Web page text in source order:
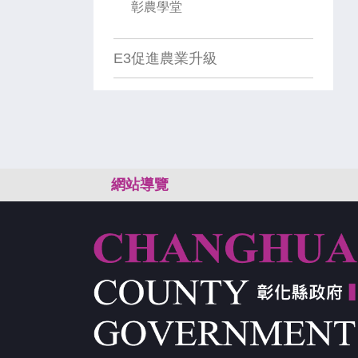
彰農學堂
E3促進農業升級
網站導覽